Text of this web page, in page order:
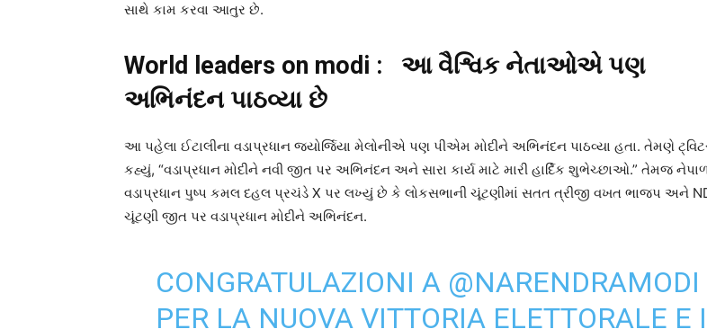
સાથે કામ કરવા આતુર છે.
World leaders on modi : આ વૈશ્વિક નેતાઓએ પણ
અભિનંદન પાઠવ્યા છે
આ પહેલા ઈટાલીના વડાપ્રધાન જ્યોર્જિયા મેલોનીએ પણ પીએમ મોદીને અભિનંદન પાઠવ્યા હતા. તેમણે
કહ્યું, “વડાપ્રધાન મોદીને નવી જીત પર અભિનંદન અને સારા કાર્ય માટે મારી હાર્દિક શુભેચ્છાઓ.” તેમજ
વડાપ્રધાન પુષ્પ કમલ દહલ પ્રચંડે X પર લખ્યું છે કે લોકસભાની ચૂંટણીમાં સતત ત્રીજી વખત ભાજપ અને
ચૂંટણી જીત પર વડાપ્રધાન મોદીને અભિનંદન.
CONGRATULAZIONI A @NARENDRAMODI
PER LA NUOVA VITTORIA ELETTORALE E I